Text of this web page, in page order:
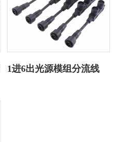
1进6出光源模组分流线